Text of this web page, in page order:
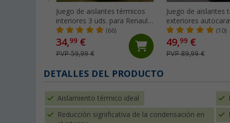
Juego de aislantes térmicos
interiores 3 uds. para Renault
Master (hasta 2011) Berger
(66)
34,99 €
PVP 59,99 €
Juego de aislantes
exteriores
Ducato tipo 250 (a
2006) / 290 (a
Berger
(10)
49,99 €
PVP 89,99 €
DETALLES DEL PRODUCTO
Aislamiento térmico ideal
Reducción significativa de la condensación en